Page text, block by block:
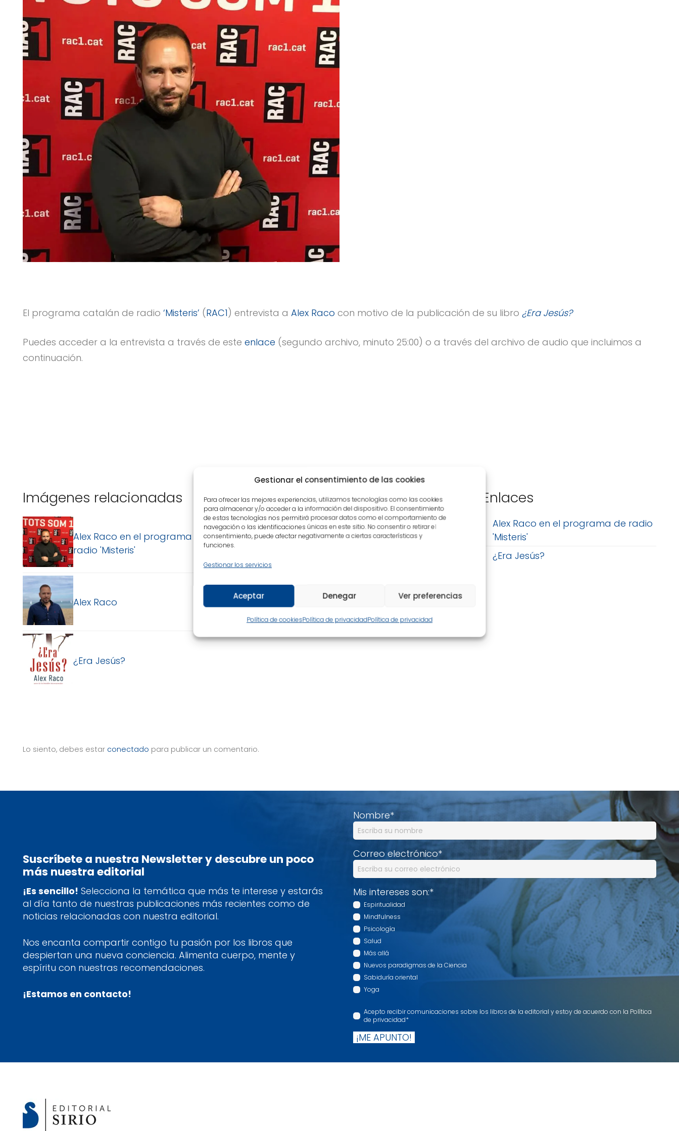
Gestionar el consentimiento de las cookies
Para ofrecer las mejores experiencias, utilizamos tecnologías como las cookies
para almacenar y/o acceder a la información del dispositivo. El consentimiento
de estas tecnologías nos permitirá procesar datos como el comportamiento de
navegación o las identificaciones únicas en este sitio. No consentir o retirar el
consentimiento, puede afectar negativamente a ciertas características y
funciones.
Gestionar los servicios
Aceptar Denegar Ver preferencias
Política de cookiesPolítica de privacidadPolítica de privacidad
El programa catalán de radio ‘Misteris’ (RAC1) entrevista a Alex Raco con motivo de la publicación de su libro ¿Era Jesús?
Puedes acceder a la entrevista a través de este enlace (segundo archivo, minuto 25:00) o a través del archivo de audio que incluimos a
continuación.
Imágenes relacionadas
Alex Raco en el programa de
radio 'Misteris'
Alex Raco
¿Era Jesús?
Audios relacionados
Entrevista a Alex Raco, autor de '¿Era Jesús?' en
'Misteris' de RAC1
Enlaces
Alex Raco en el programa de radio
'Misteris'
¿Era Jesús?
Lo siento, debes estar conectado para publicar un comentario.
Suscríbete a nuestra Newsletter y descubre un poco
más nuestra editorial
¡Es sencillo! Selecciona la temática que más te interese y estarás
al día tanto de nuestras publicaciones más recientes como de
noticias relacionadas con nuestra editorial.
Nos encanta compartir contigo tu pasión por los libros que
despiertan una nueva conciencia. Alimenta cuerpo, mente y
espíritu con nuestras recomendaciones.
¡Estamos en contacto!
Nombre*
Correo electrónico*
Mis intereses son:*
Espiritualidad
Mindfulness
Psicología
Salud
Más allá
Nuevos paradigmas de la Ciencia
Sabiduría oriental
Yoga
Acepto recibir comunicaciones sobre los libros de la editorial y estoy de acuerdo con la Política
de privacidad*
¡ME APUNTO!